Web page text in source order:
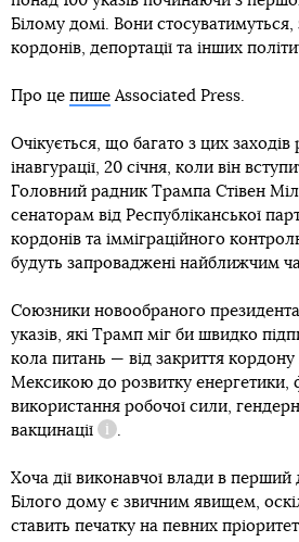
Білому домі. Вони
кордонів, депортації та інших
Про це пише Associated Press.
Очікується, що багато з цих заходів
інавгурації, 20 січня, коли він
Головний радник Трампа Стівен
сенаторам від Республіканської
кордонів та імміграційного
будуть запроваджені найближчим
Союзники новообраного президента
указів, які Трамп міг би швидко
кола питань — від закриття
Мексикою до розвитку енергетики,
використання робочої сили,
вакцинації
Довідка
.
Хоча дії виконавчої влади в
Білого дому є звичним явищем,
ставить печатку на певних